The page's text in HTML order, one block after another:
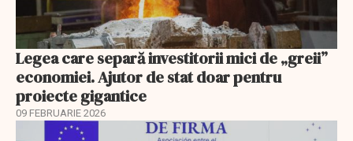
Legea care separă investitorii mici de „greii”
economiei. Ajutor de stat doar pentru
proiecte gigantice
09 FEBRUARIE 2026